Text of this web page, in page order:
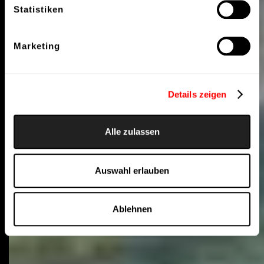
Statistiken
Marketing
Details zeigen
Alle zulassen
Auswahl erlauben
Ablehnen